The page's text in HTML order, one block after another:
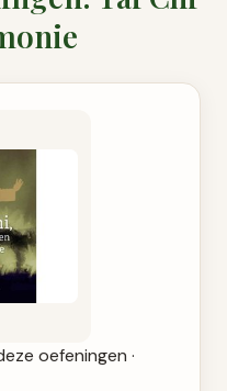
oefeningen ·